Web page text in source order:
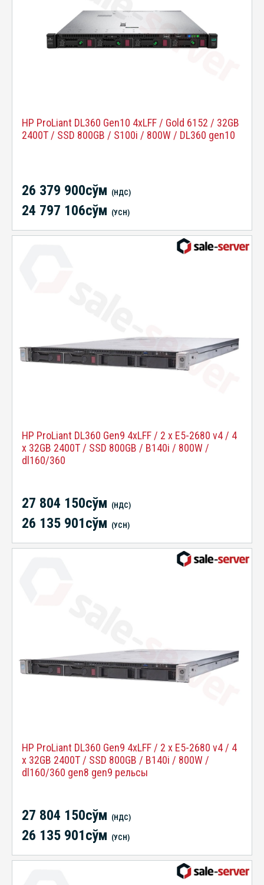
HP ProLiant DL360 Gen10 4xLFF / Gold 6152 / 32GB
2400T / SSD 800GB / S100i / 800W / DL360 gen10
26 379 900сўм (НДС)
24 797 106сўм (УСН)
HP ProLiant DL360 Gen9 4xLFF / 2 x E5-2680 v4 / 4
x 32GB 2400T / SSD 800GB / B140i / 800W /
dl160/360
27 804 150сўм (НДС)
26 135 901сўм (УСН)
HP ProLiant DL360 Gen9 4xLFF / 2 x E5-2680 v4 / 4
x 32GB 2400T / SSD 800GB / B140i / 800W /
dl160/360 gen8 gen9 рельсы
27 804 150сўм (НДС)
26 135 901сўм (УСН)